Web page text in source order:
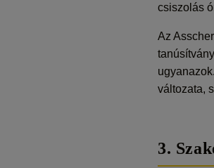
csiszolás
Az
változata,
3.